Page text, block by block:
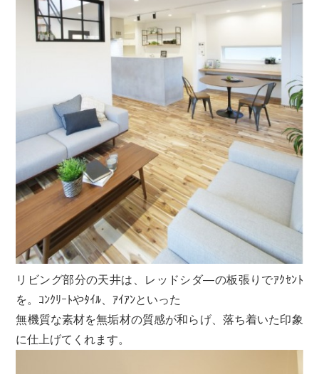
リビング部分の天井は、レッドシダ―の板張りでｱｸｾﾝﾄ
を。ｺﾝｸﾘｰﾄやﾀｲﾙ、ｱｲｱﾝといった
無機質な素材を無垢材の質感が和らげ、落ち着いた印象
に仕上げてくれます。